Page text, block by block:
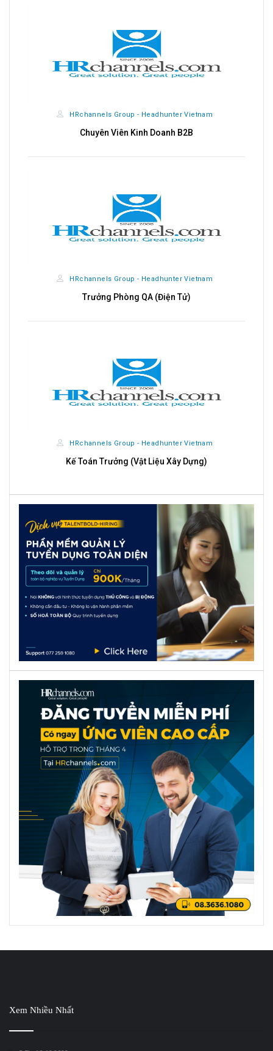
HRchannels Group - Headhunter Vietnam
Chuyên Viên Kinh Doanh B2B
HRchannels Group - Headhunter Vietnam
Trưởng Phòng QA (Điện Tử)
HRchannels Group - Headhunter Vietnam
Kế Toán Trưởng (Vật Liệu Xây Dựng)
Xem Nhiều Nhất